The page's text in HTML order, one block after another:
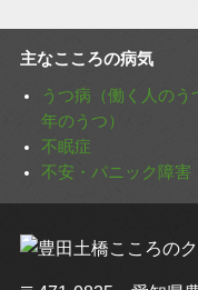
主なこころの病気
うつ病（働く人の
年のうつ）
不眠症
不安・パニック障害